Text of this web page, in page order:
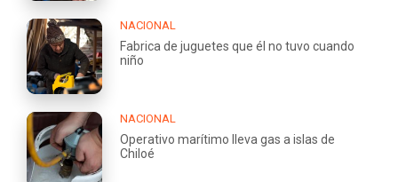
NACIONAL
Fabrica de juguetes que él no tuvo cuando
niño
NACIONAL
Operativo marítimo lleva gas a islas de
Chiloé